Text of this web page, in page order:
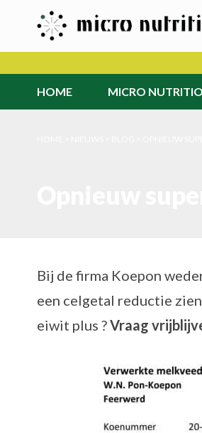
HOME MICRO
Bij de firma Koepon
een celgetal reductie
eiwit plus ?Vraag